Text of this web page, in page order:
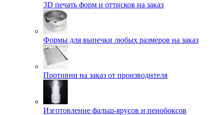
3D печать форм и оттисков на заказ
Формы для выпечки любых размеров на заказ
Противни на заказ от производителя
Изготовление фальш-ярусов и пенобоксов